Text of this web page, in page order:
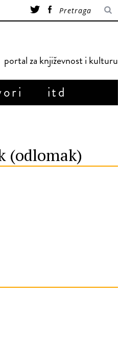
portal za književnost i kulturu
itd
(odlomak)